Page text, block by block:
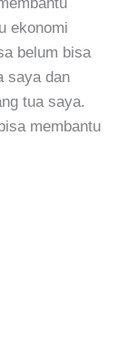
ekonomi
belum bisa
saya dan
tua saya.
membantu